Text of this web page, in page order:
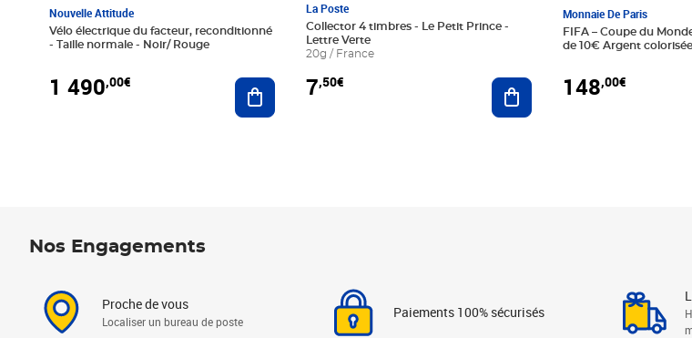
Nouvelle Attitude
Vélo électrique du facteur, reconditionné
- Taille normale - Noir/ Rouge
1 490,00€ Ajouter au panier
La Poste
Collector 4 timbres - Le Petit Prince -
Lettre Verte
20g / France
7,50€ Ajouter au panier
Monnaie De Paris
FIFA – Coupe du
de 10€ Argent colorisée
148,00€
Nos Engagements
Proche de vous
Localiser un bureau de poste
Paiements 100% sécurisés